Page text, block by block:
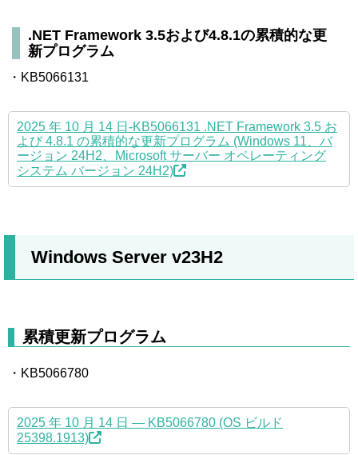
.NET Framework 3.5および4.8.1の累積的な更
新プログラム
・KB5066131
2025 年 10 月 14 日-KB5066131 .NET Framework 3.5 お
よび 4.8.1 の累積的な更新プログラム (Windows 11、バ
ージョン 24H2、Microsoft サーバー オペレーティング
システム バージョン 24H2)
Windows Server v23H2
累積更新プログラム
・KB5066780
2025 年 10 月 14 日 — KB5066780 (OS ビルド
25398.1913)